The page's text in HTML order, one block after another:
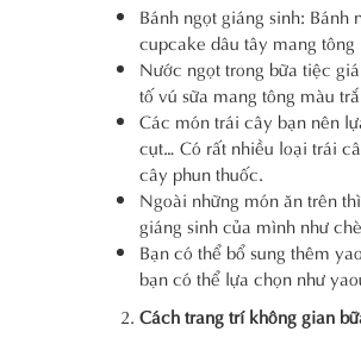
Bánh ngọt giáng sinh:
cupcake dâu tây mang
Nước ngọt trong bữa tiệc
tố vú sữa mang tông màu
Các món trái cây bạn nên
cụt… Có rất nhiều loại trái
cây phun thuốc.
Ngoài những món ăn trên
giáng sinh của mình như
Bạn có thể bổ sung thêm
bạn có thể lựa chọn như
Cách trang trí không gian